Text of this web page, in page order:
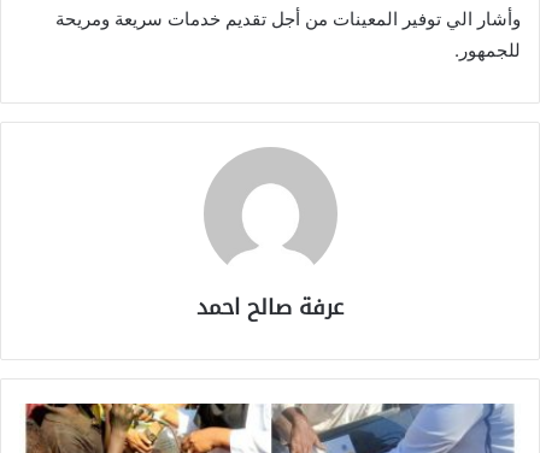
وأشار الي توفير المعينات من أجل تقديم خدمات سريعة ومريحة
للجمهور.
عرفة صالح احمد